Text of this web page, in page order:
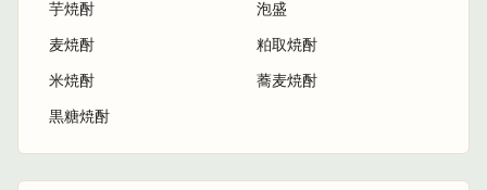
芋焼酎
麦焼酎
米焼酎
黒糖焼酎
泡盛
粕取焼酎
蕎麦焼酎